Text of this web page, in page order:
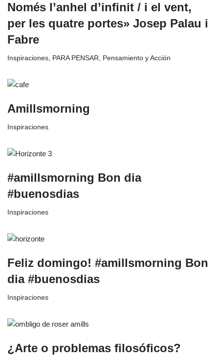
Només l’anhel d’infinit / i el vent,
per les quatre portes» Josep Palau i
Fabre
Inspiraciones, PARA PENSAR, Pensamiento y Acción
Amillsmorning
Inspiraciones
#amillsmorning Bon dia
#buenosdias
Inspiraciones
Feliz domingo! #amillsmorning Bon
dia #buenosdias
Inspiraciones
¿Arte o problemas filosóficos?